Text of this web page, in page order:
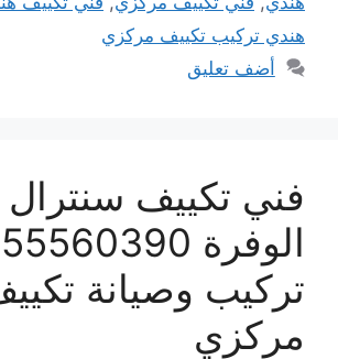
هندي تركيب تكييف مركزي
أضف تعليق
فني تكييف سنترال
تركيب وصيانة
مركزي